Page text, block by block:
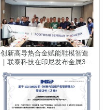
创新高导热合金赋能鞋模智造
｜联泰科技在印尼发布金属3D
打印落地方案